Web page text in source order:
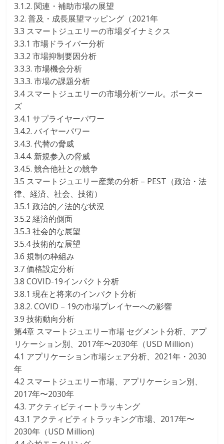
3.1.2. 関連・補助市場の展望
3.2. 普及・成長展望マッピング（2021年
3.3 スマートジュエリーの市場ダイナミクス
3.3.1 市場ドライバー分析
3.3.2 市場抑制要因分析
3.3.3. 市場機会分析
3.3.3. 市場の課題分析
3.4 スマートジュエリーの市場分析ツール。ポーター
ズ
3.4.1 サプライヤーパワー
3.4.2. バイヤーパワー
3.4.3. 代替の脅威
3.4.4. 新規参入の脅威
3.4.5. 競合他社との競争
3.5 スマートジュエリー産業の分析 – PEST（政治・法
律、経済、社会、技術）
3.5.1 政治的／法的な状況
3.5.2 経済的側面
3.5.3 社会的な展望
3.5.4 技術的な展望
3.6 規制の枠組み
3.7 価格設定分析
3.8 COVID-19インパクト分析
3.8.1 現在と将来のインパクト分析
3.8.2. COVID – 19の市場プレイヤーへの影響
3.9 技術動向分析
第4章 スマートジュエリー市場 セグメント分析、アプ
リケーション別、2017年〜2030年（USD Million）
4.1 アプリケーション市場シェア分析、2021年・2030
年
4.2 スマートジュエリー市場、アプリケーション別、
2017年〜2030年
4.3. アクティビティートラッキング
4.3.1 アクティビティトラッキング市場、2017年〜
2030年（USD Million)